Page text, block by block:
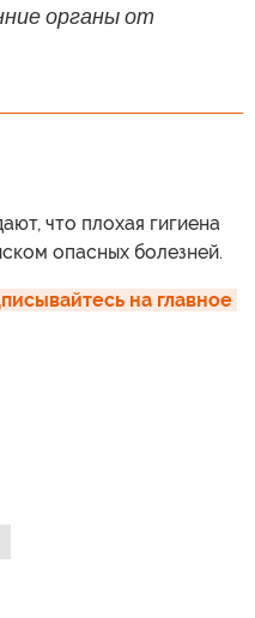
органы от
что плохая гигиена
опасных болезней.
на главное